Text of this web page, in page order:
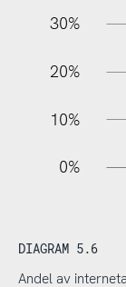
30%
20%
10%
0%
DIAGRAM 5.6
Andel av